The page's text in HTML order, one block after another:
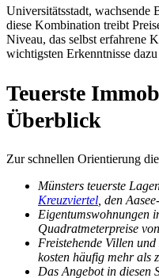
Universitätsstadt, wachsende
diese Kombination treibt
Niveau, das selbst erfahrene
wichtigsten Erkenntnisse
Teuerste
Überblick
Zur schnellen Orientierung
Münsters teuerste
Kreuzviertel , den
Eigentumswohnungen
Quadratmeterpreise
Freistehende Villen
kosten häufig mehr als
Das Angebot in diesen